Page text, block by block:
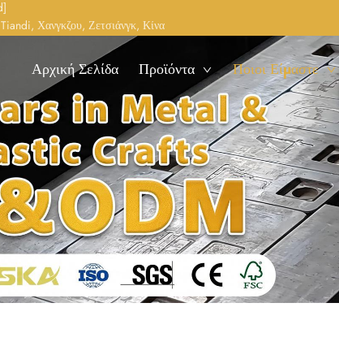
Χανγκζου, Ζετσιάνγκ, Κίνα
Αρχική Σελίδα Προϊόντα Ποιοι Είμαστε